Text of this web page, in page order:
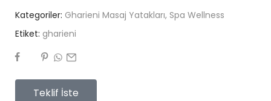
Kategoriler: Gharieni Masaj Yatakları, Spa Wellness
Etiket: gharieni
Teklif İste